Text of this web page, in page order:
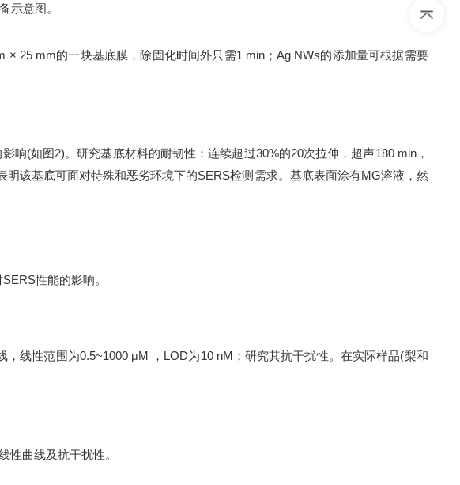
示意图。
× 25 mm的一块基底膜，除固化时间外只 需1 min ；Ag NWs的添加量可根据需要
响(如图2)。研究基底材料的耐韧性：连续超过30%的20次拉伸，超声180 min，
明该基底可面对特殊和恶劣环境下的SERS检测需求。基底表面涂有MG溶液，然
SERS性能的影响。
，线性范围为0.5~1000 μM ， LOD为10 nM ；研究其抗干扰性。在实际样品(梨和
性曲线及抗干扰性。